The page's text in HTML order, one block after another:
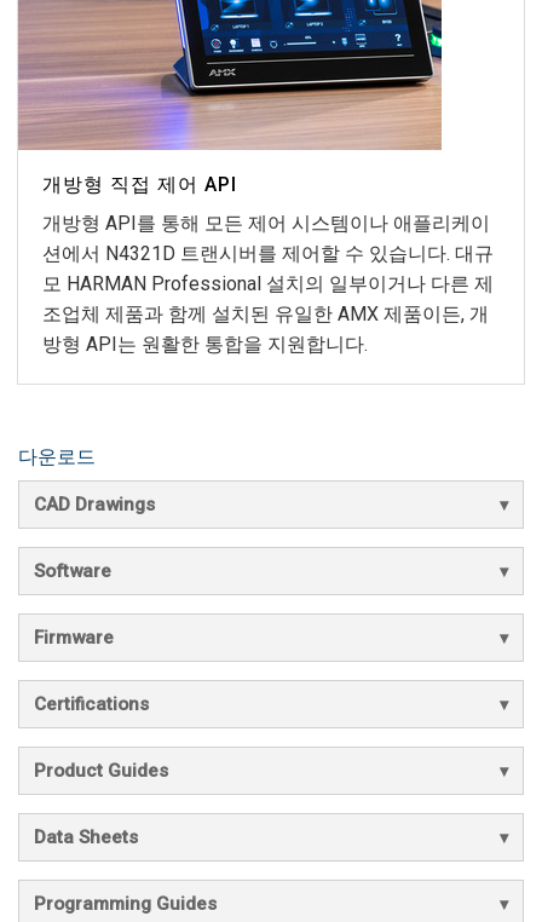
개방형 직접 제어 API
개방형 API를 통해 모든 제어 시스템이나 애플리케이
션에서 N4321D 트랜시버를 제어할 수 있습니다. 대규
모 HARMAN Professional 설치의 일부이거나 다른 제
조업체 제품과 함께 설치된 유일한 AMX 제품이든, 개
방형 API는 원활한 통합을 지원합니다.
다운로드
CAD Drawings
Software
Firmware
Certifications
Product Guides
Data Sheets
Programming Guides